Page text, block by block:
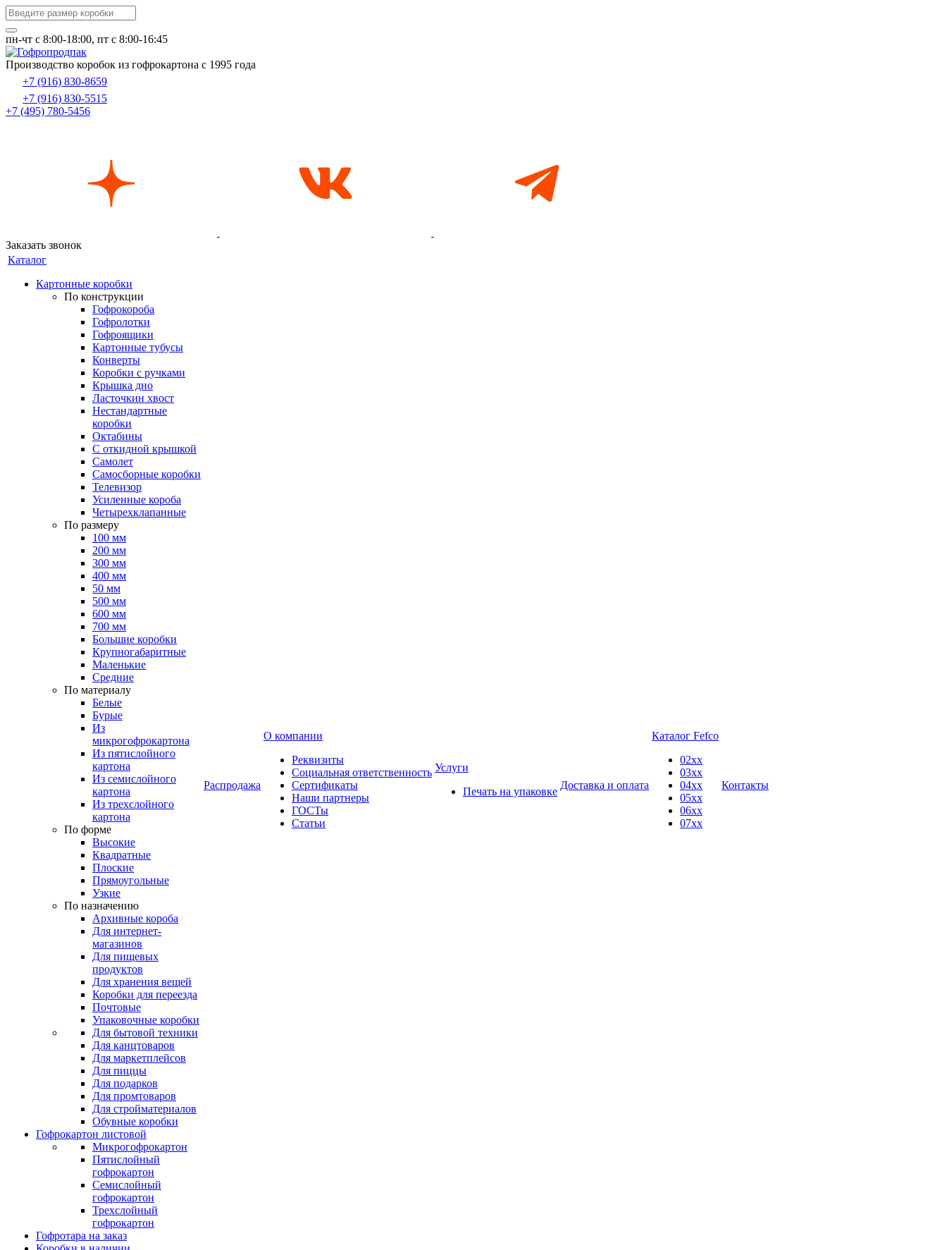
пн-чт c 8:00-18:00, пт с 8:00-16:45
Производство коробок из гофрокартона с 1995 года
+7 (916) 830-8659
+7 (916) 830-5515
+7 (495) 780-5456
Заказать звонок
Каталог
Картонные коробки
По конструкции
Гофрокороба
Гофролотки
Гофроящики
Картонные тубусы
Конверты
Коробки с ручками
Крышка дно
Ласточкин хвост
Нестандартные
коробки
Октабины
С откидной крышкой
Самолет
Самосборные коробки
Телевизор
Усиленные короба
Четырехклапанные
По размеру
100 мм
200 мм
300 мм
400 мм
50 мм
500 мм
600 мм
700 мм
Большие коробки
Крупногабаритные
Маленькие
Средние
По материалу
Белые
Бурые
Из
микрогофрокартона
Из пятислойного
картона
Из семислойного
картона
Из трехслойного
картона
По форме
Высокие
Квадратные
Плоские
Прямоугольные
Узкие
По назначению
Архивные короба
Для интернет-
магазинов
Для пищевых
продуктов
Для хранения вещей
Коробки для переезда
Почтовые
Упаковочные коробки
Для бытовой техники
Для канцтоваров
Для маркетплейсов
Для пиццы
Для подарков
Для промтоваров
Для стройматериалов
Обувные коробки
Гофрокартон листовой
Микрогофрокартон
Пятислойный
гофрокартон
Семислойный
гофрокартон
Трехслойный
гофрокартон
Гофротара на заказ
Распродажа
О компании
Реквизиты
Социальная ответственность
Сертификаты
Наши партнеры
ГОСТы
Статьи
Услуги
Печать на упаковке
Доставка и оплата
Каталог Fefco
02xx
03xx
04xx
05xx
06xx
07xx
Контакты